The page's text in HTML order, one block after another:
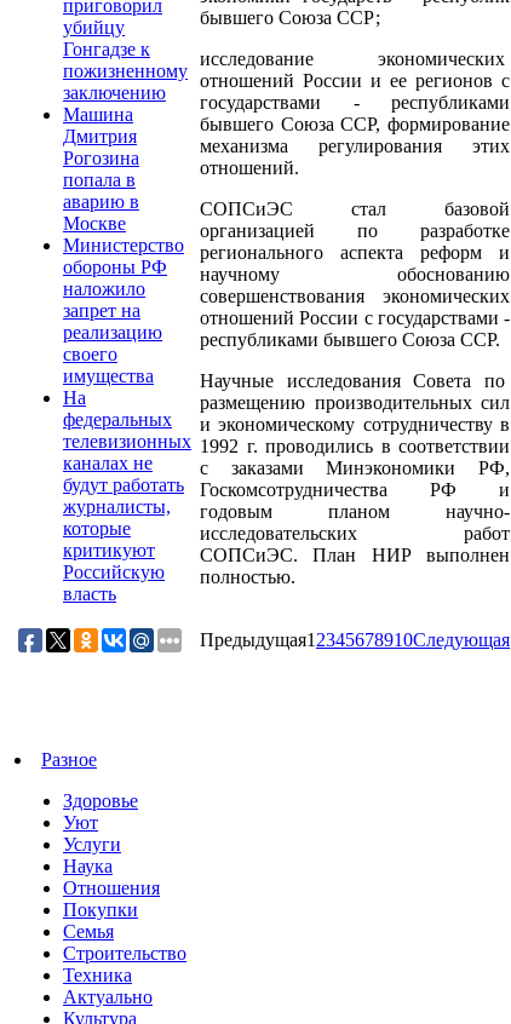
приговорил
убийцу
Гонгадзе к
пожизненному
заключению
Машина
Дмитрия
Рогозина
попала в
аварию в
Москве
Министерство
обороны РФ
наложило
запрет на
реализацию
своего
имущества
На
федеральных
телевизионных
каналах не
будут работать
журналисты,
которые
критикуют
Российскую
власть
бывшего Союза ССР;
исследование экономических
отношений России и ее регионов с
государствами - республиками
бывшего Союза ССР, формирование
механизма регулирования этих
отношений.
СОПСиЭС стал базовой
организацией по разработке
регионального аспекта реформ и
научному обоснованию
совершенствования экономических
отношений России с государствами -
республиками бывшего Союза ССР.
Научные исследования Совета по
размещению производительных сил
и экономическому сотрудничеству в
1992 г. проводились в соответствии
с заказами Минэкономики РФ,
Госкомсотрудничества РФ и
годовым планом научно-
исследовательских работ
СОПСиЭС. План НИР выполнен
полностью.
Предыдущая1 2345678910Следующая
Разное
Здоровье
Уют
Услуги
Наука
Отношения
Покупки
Семья
Строительство
Техника
Актуально
Культура